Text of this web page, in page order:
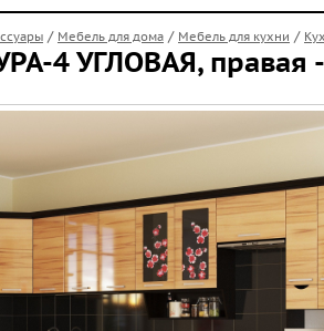
/ Мебель для дома / Мебель для кухни /
4 УГЛОВАЯ, правая -